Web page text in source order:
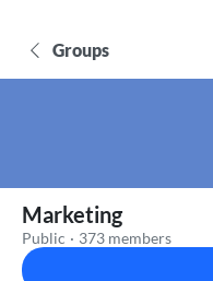
Groups
Marketing
Public · 373 members